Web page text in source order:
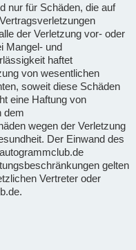
nur für Schäden, die auf
der Verletzung vor- oder
Mangel- und
haftet
von wesentlichen
soweit diese Schäden
eine Haftung von
dem
wegen der Verletzung
Der Einwand des
gelten
Vertreter oder